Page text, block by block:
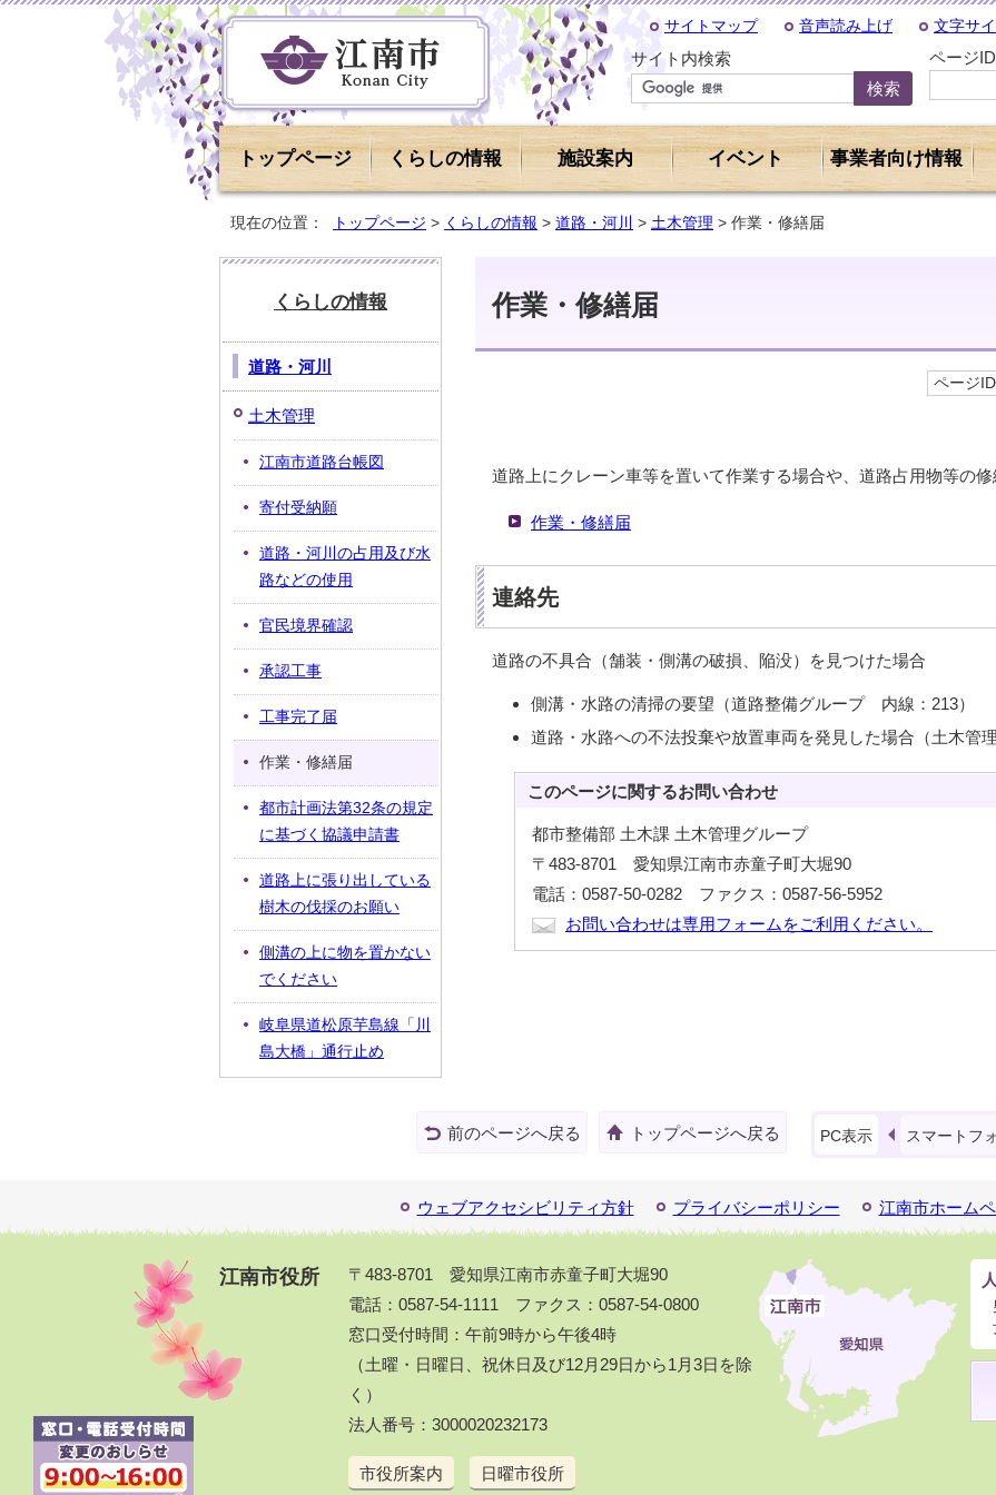
サイトマップ 音声読み上げ 文字サ
サイト内検索 ページ
トップページ くらしの情報 施設案内 イベント 事業者向け情報
現在の位置： トップページ > くらしの情報 > 道路・河川 > 土木管理 > 作業・修繕届
作業・修繕届
ページ
道路上にクレーン車等を置いて作業する場合や、道路占用物等の修
作業・修繕届
連絡先
道路の不具合（舗装・側溝の破損、陥没）を見つけた場合
側溝・水路の清掃の要望（道路整備グループ 内線：213）
道路・水路への不法投棄や放置車両を発見した場合（土木管
このページに関するお問い合わせ
都市整備部 土木課 土木管理グループ
〒483-8701 愛知県江南市赤童子町大堀90
電話：0587-50-0282 ファクス：0587-56-5952
お問い合わせは専用フォームをご利用ください。
くらしの情報
道路・河川
土木管理
江南市道路台帳図
寄付受納願
道路・河川の占用及び水
路などの使用
官民境界確認
承認工事
工事完了届
作業・修繕届
都市計画法第32条の規定
に基づく協議申請書
道路上に張り出している
樹木の伐採のお願い
側溝の上に物を置かない
でください
岐阜県道松原芋島線「川
島大橋」通行止め
前のページへ戻る トップページへ戻る PC表示 スマートフ
ウェブアクセシビリティ方針 プライバシーポリシー 江南市ホーム
江南市役所
〒483-8701 愛知県江南市赤童子町大堀90
電話：0587-54-1111 ファクス：0587-54-0800
窓口受付時間：午前9時から午後4時
（土曜・日曜日、祝休日及び12月29日から1月3日を除
く）
法人番号：3000020232173
市役所案内 日曜市役所